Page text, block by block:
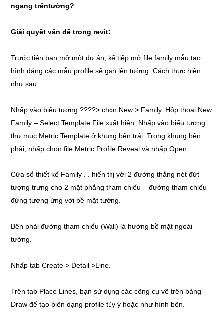
ngang trêntường?
Giải quyết vấn đề trong revit:
Trước tiên bạn mở một dự án, kế tiếp mở file family mẫu tạo
hình dáng các mẫu profile sẽ gán lên tường. Cách thực hiện
như sau:
Nhấp vào biểu tượng ????> chọn New > Family. Hộp thoại New
Family – Select Template File xuất hiện. Nhấp vào biểu tượng
thư mục Metric Template ở khung bên trái. Trong khung bên
phải, nhấp chọn file Metric Profile Reveal và nhấp Open.
Cửa sổ thiết kế Family . . hiển thị với 2 đường thẳng nét đứt
tượng trưng cho 2 mặt phẳng tham chiếu _ đường tham chiếu
đứng tương ứng với bề mặt tường.
Bên phải đường tham chiếu (Wall) là hướng bề mặt ngoài
tường.
Nhấp tab Create > Detail >Line.
Trên tab Place Lines, bạn sử dụng các công cụ vẽ trên bảng
Draw để tạo biên dạng profile tùy ý hoặc như hình bên.